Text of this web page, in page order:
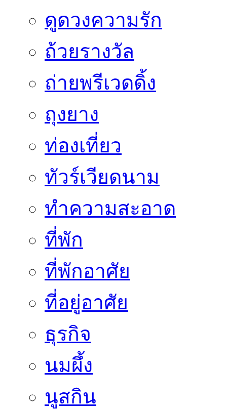
ดูดวงความรัก
ถ้วยรางวัล
ถ่ายพรีเวดดิ้ง
ถุงยาง
ท่องเที่ยว
ทัวร์เวียดนาม
ทำความสะอาด
ที่พัก
ที่พักอาศัย
ที่อยู่อาศัย
ธุรกิจ
นมผึ้ง
นูสกิน